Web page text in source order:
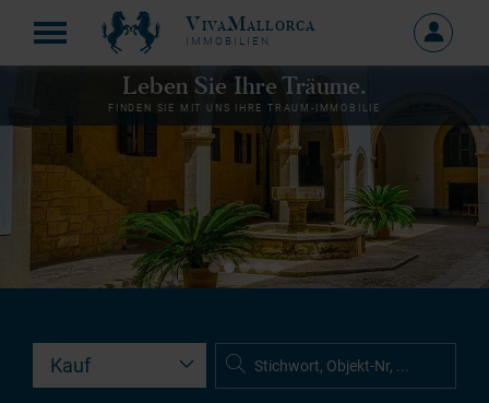
VivaMallorca
IMMOBILIEN
MEIN
Leben Sie Ihre Träume.
FINDEN SIE MIT UNS IHRE TRAUM-IMMOBILIE